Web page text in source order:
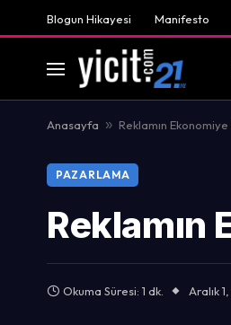
Blogun Hikayesi Manifesto
Anasayfa » Reklamın Ekonomiye
PAZARLAMA
Reklamın
Okuma Süresi: 1 dk. Aralık